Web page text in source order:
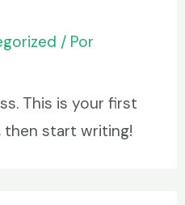
/ Por
This is your first
then start writing!